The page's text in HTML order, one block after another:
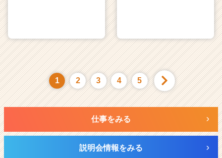
1 2 3 4 5
仕事をみる
説明会情報をみる